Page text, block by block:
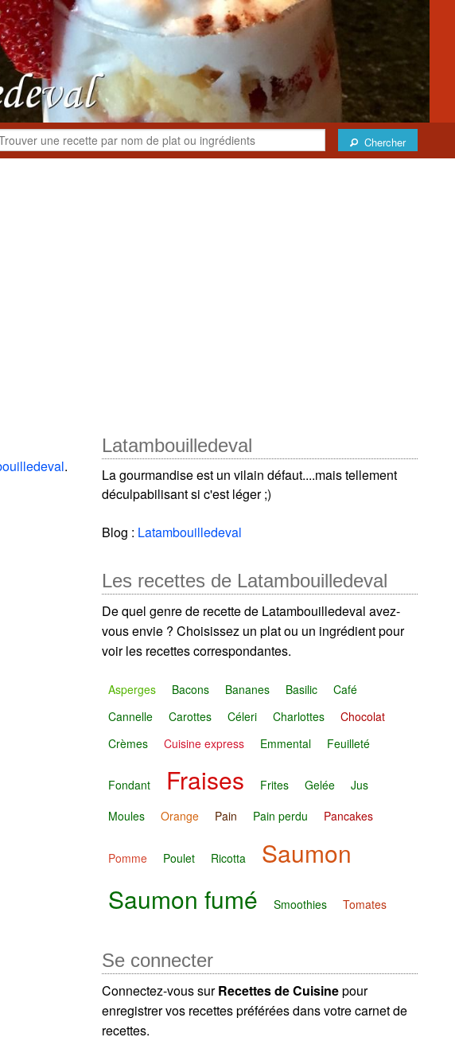
Chercher
.
Latambouilledeval
La gourmandise est un vilain défaut....mais tellement
déculpabilisant si c'est léger ;)
Blog : Latambouilledeval
Les recettes de Latambouilledeval
De quel genre de recette de Latambouilledeval avez-
vous envie ? Choisissez un plat ou un ingrédient pour
voir les recettes correspondantes.
Asperges Bacons Bananes Basilic
Café
Cannelle
Carottes Céleri Charlottes
Chocolat
Crèmes
Cuisine express Emmental Feuilleté
Fondant Fraises Frites Gelée
Jus
Moules
Orange Pain Pain perdu Pancakes
Pomme Poulet Ricotta
Saumon
Saumon fumé
Smoothies Tomates
Se connecter
Connectez-vous surRecettes de Cuisinepour
enregistrer vos recettes préférées dans votre carnet de
recettes.